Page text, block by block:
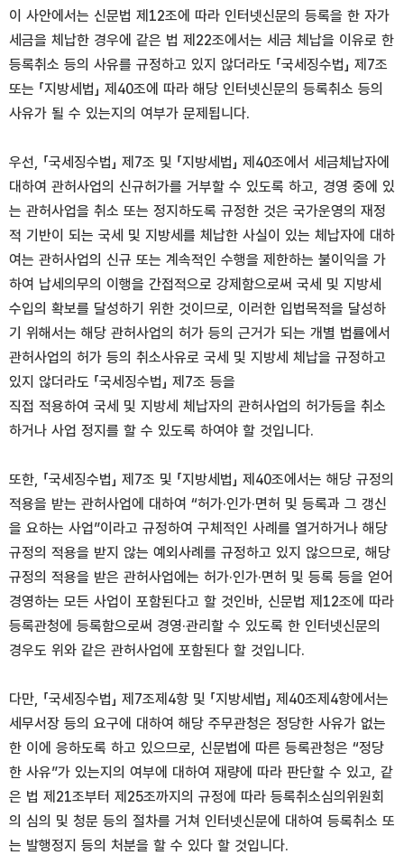
이 사안에서는 신문법 제12조에 따라 인터넷신문의 등록을 한 자가
세금을 체납한 경우에 같은 법 제22조에서는 세금 체납을 이유로 한
등록취소 등의 사유를 규정하고 있지 않더라도 「국세징수법」 제7조
또는 「지방세법」 제40조에 따라 해당 인터넷신문의 등록취소 등의
사유가 될 수 있는지의 여부가 문제됩니다.
우선, 「국세징수법」 제7조 및 「지방세법」 제40조에서 세금체납자에
대하여 관허사업의 신규허가를 거부할 수 있도록 하고, 경영 중에 있
는 관허사업을 취소 또는 정지하도록 규정한 것은 국가운영의 재정
적 기반이 되는 국세 및 지방세를 체납한 사실이 있는 체납자에 대하
여는 관허사업의 신규 또는 계속적인 수행을 제한하는 불이익을 가
하여 납세의무의 이행을 간접적으로 강제함으로써 국세 및 지방세
수입의 확보를 달성하기 위한 것이므로, 이러한 입법목적을 달성하
기 위해서는 해당 관허사업의 허가 등의 근거가 되는 개별 법률에서
관허사업의 허가 등의 취소사유로 국세 및 지방세 체납을 규정하고
있지 않더라도 「국세징수법」 제7조 등을
직접 적용하여 국세 및 지방세 체납자의 관허사업의 허가등을 취소
하거나 사업 정지를 할 수 있도록 하여야 할 것입니다.
또한, 「국세징수법」 제7조 및 「지방세법」 제40조에서는 해당 규정의
적용을 받는 관허사업에 대하여 “허가·인가·면허 및 등록과 그 갱신
을 요하는 사업”이라고 규정하여 구체적인 사례를 열거하거나 해당
규정의 적용을 받지 않는 예외사례를 규정하고 있지 않으므로, 해당
규정의 적용을 받은 관허사업에는 허가·인가·면허 및 등록 등을 얻어
경영하는 모든 사업이 포함된다고 할 것인바, 신문법 제12조에 따라
등록관청에 등록함으로써 경영·관리할 수 있도록 한 인터넷신문의
경우도 위와 같은 관허사업에 포함된다 할 것입니다.
다만, 「국세징수법」 제7조제4항 및 「지방세법」 제40조제4항에서는
세무서장 등의 요구에 대하여 해당 주무관청은 정당한 사유가 없는
한 이에 응하도록 하고 있으므로, 신문법에 따른 등록관청은 “정당
한 사유”가 있는지의 여부에 대하여 재량에 따라 판단할 수 있고, 같
은 법 제21조부터 제25조까지의 규정에 따라 등록취소심의위원회
의 심의 및 청문 등의 절차를 거쳐 인터넷신문에 대하여 등록취소 또
는 발행정지 등의 처분을 할 수 있다 할 것입니다.